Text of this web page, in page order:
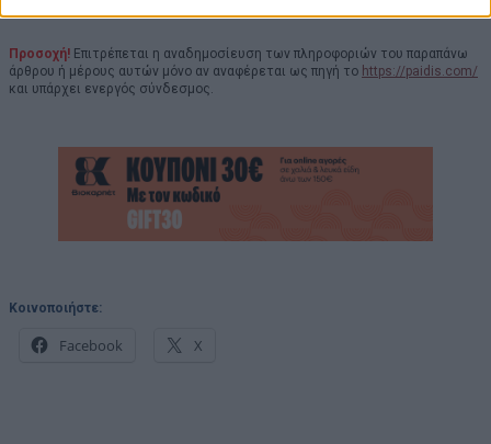
Προσοχή! Επιτρέπεται η αναδημοσίευση των πληροφοριών του παραπάνω
άρθρου ή μέρους αυτών μόνο αν αναφέρεται ως πηγή το https://paidis.com/
και υπάρχει ενεργός σύνδεσμος.
Κοινοποιήστε:
Facebook X